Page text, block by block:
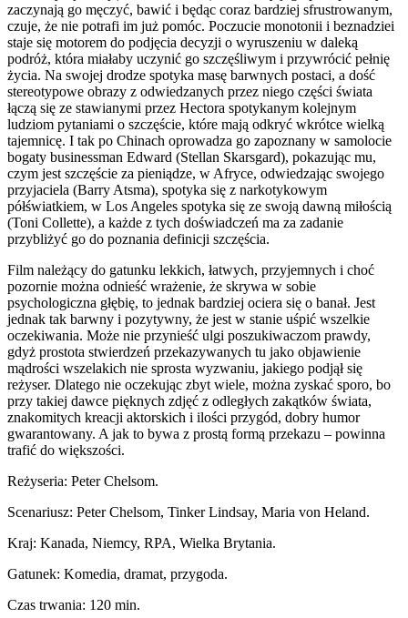
zaczynają go męczyć, bawić i będąc coraz bardziej sfrustrowanym,
czuje, że nie potrafi im już pomóc. Poczucie monotonii i beznadziei
staje się motorem do podjęcia decyzji o wyruszeniu w daleką
podróż, która miałaby uczynić go szczęśliwym i przywrócić pełnię
życia. Na swojej drodze spotyka masę barwnych postaci, a dość
stereotypowe obrazy z odwiedzanych przez niego części świata
łączą się ze stawianymi przez Hectora spotykanym kolejnym
ludziom pytaniami o szczęście, które mają odkryć wkrótce wielką
tajemnicę. I tak po Chinach oprowadza go zapoznany w samolocie
bogaty businessman Edward (Stellan Skarsgard), pokazując mu,
czym jest szczęście za pieniądze, w Afryce, odwiedzając swojego
przyjaciela (Barry Atsma), spotyka się z narkotykowym
półświatkiem, w Los Angeles spotyka się ze swoją dawną miłością
(Toni Collette), a każde z tych doświadczeń ma za zadanie
przybliżyć go do poznania definicji szczęścia.
Film należący do gatunku lekkich, łatwych, przyjemnych i choć
pozornie można odnieść wrażenie, że skrywa w sobie
psychologiczna głębię, to jednak bardziej ociera się o banał. Jest
jednak tak barwny i pozytywny, że jest w stanie uśpić wszelkie
oczekiwania. Może nie przynieść ulgi poszukiwaczom prawdy,
gdyż prostota stwierdzeń przekazywanych tu jako objawienie
mądrości wszelakich nie sprosta wyzwaniu, jakiego podjął się
reżyser. Dlatego nie oczekując zbyt wiele, można zyskać sporo, bo
przy takiej dawce pięknych zdjęć z odległych zakątków świata,
znakomitych kreacji aktorskich i ilości przygód, dobry humor
gwarantowany. A jak to bywa z prostą formą przekazu – powinna
trafić do większości.
Reżyseria: Peter Chelsom.
Scenariusz: Peter Chelsom, Tinker Lindsay, Maria von Heland.
Kraj: Kanada, Niemcy, RPA, Wielka Brytania.
Gatunek: Komedia, dramat, przygoda.
Czas trwania: 120 min.